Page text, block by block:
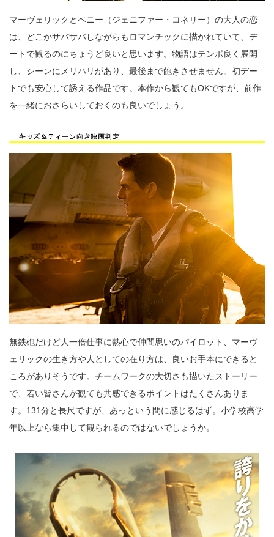
マーヴェリックとペニー（ジェニファー・コネリー）の大人の恋
は、どこかサバサバしながらもロマンチックに描かれていて、デ
ートで観るのにちょうど良いと思います。物語はテンポ良く展開
し、シーンにメリハリがあり、最後まで飽きさせません。初デー
トでも安心して誘える作品です。本作から観てもOKですが、前作
を一緒におさらいしておくのも良いでしょう。
無鉄砲だけど人一倍仕事に熱心で仲間思いのパイロット、マーヴ
ェリックの生き方や人としての在り方は、良いお手本にできると
ころがありそうです。チームワークの大切さも描いたストーリー
で、若い皆さんが観ても共感できるポイントはたくさんありま
す。131分と長尺ですが、あっという間に感じるはず。小学校高学
年以上なら集中して観られるのではないでしょうか。